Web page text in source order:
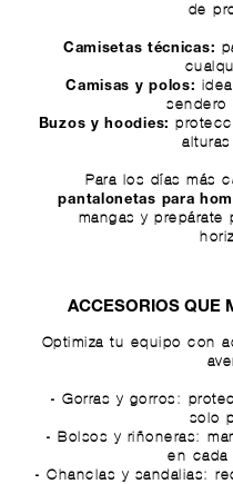
de
Camisetas técnicas:
Camisas y polos:
sendero
Buzos y hoodies:
Para los días más
pantalonetas para
mangas y prepárate
ACCESORIOS QUE
Optimiza tu equipo con
-Gorras y gorros :
solo
-Bolsos y riñoneras:
en cada
-Chanclas y sandalias: